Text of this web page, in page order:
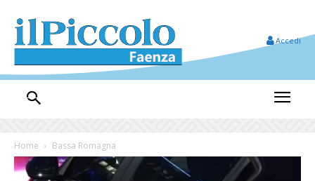
Accedi
Home Bassa Romagna